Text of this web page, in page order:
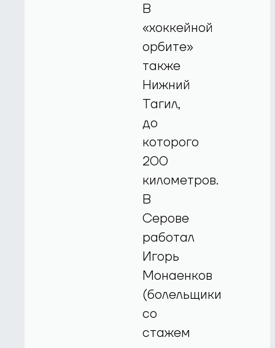
В
«хоккейной
орбите»
также
Нижний
Тагил,
до
которого
200
километров.
В
Серове
работал
Игорь
Монаенков
(болельщики
со
стажем